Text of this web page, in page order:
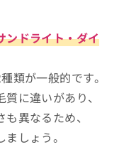
ンドライト・ダイ
類が一般的です。
に違いがあり、
異なるため、
しょう。